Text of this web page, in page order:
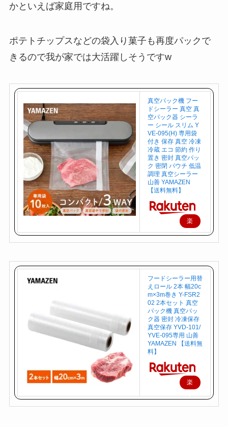
かといえば家庭用ですね。
ポテトチップスなどの袋入り菓子も再度パックで
きるので我が家では大活躍しそうですw
真空パック機 フー
ドシーラー 真空 真
空パック器 シーラ
ー シール スリム Y
VE-095(H) 専用袋
付き 保存 真空 冷凍
冷蔵 エコ 節約 作り
置き 密封 真空パッ
ク 密閉 パウチ 低温
調理 真空シーラー
山善 YAMAZEN
【送料無料】
楽
天
購
入
フードシーラー用替
えロール 2本 幅20c
m×3m巻き Y-FSR2
02 2本セット 真空
パック機 真空パッ
ク器 密封 冷凍保存
真空保存 YVD-101/
YVE-095専用 山善
YAMAZEN 【送料無
料】
楽
天